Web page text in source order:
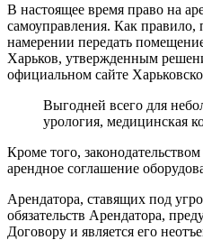
В настоящее время право на
самоуправления. Как правило,
намерении передать
Харьков, утвержденным
официальном сайте
Выгодней всего для
урология, медицинская
Кроме того,
арендное соглашение
Арендатора, ставящих под
обязательств Арендатора,
Договору и является его